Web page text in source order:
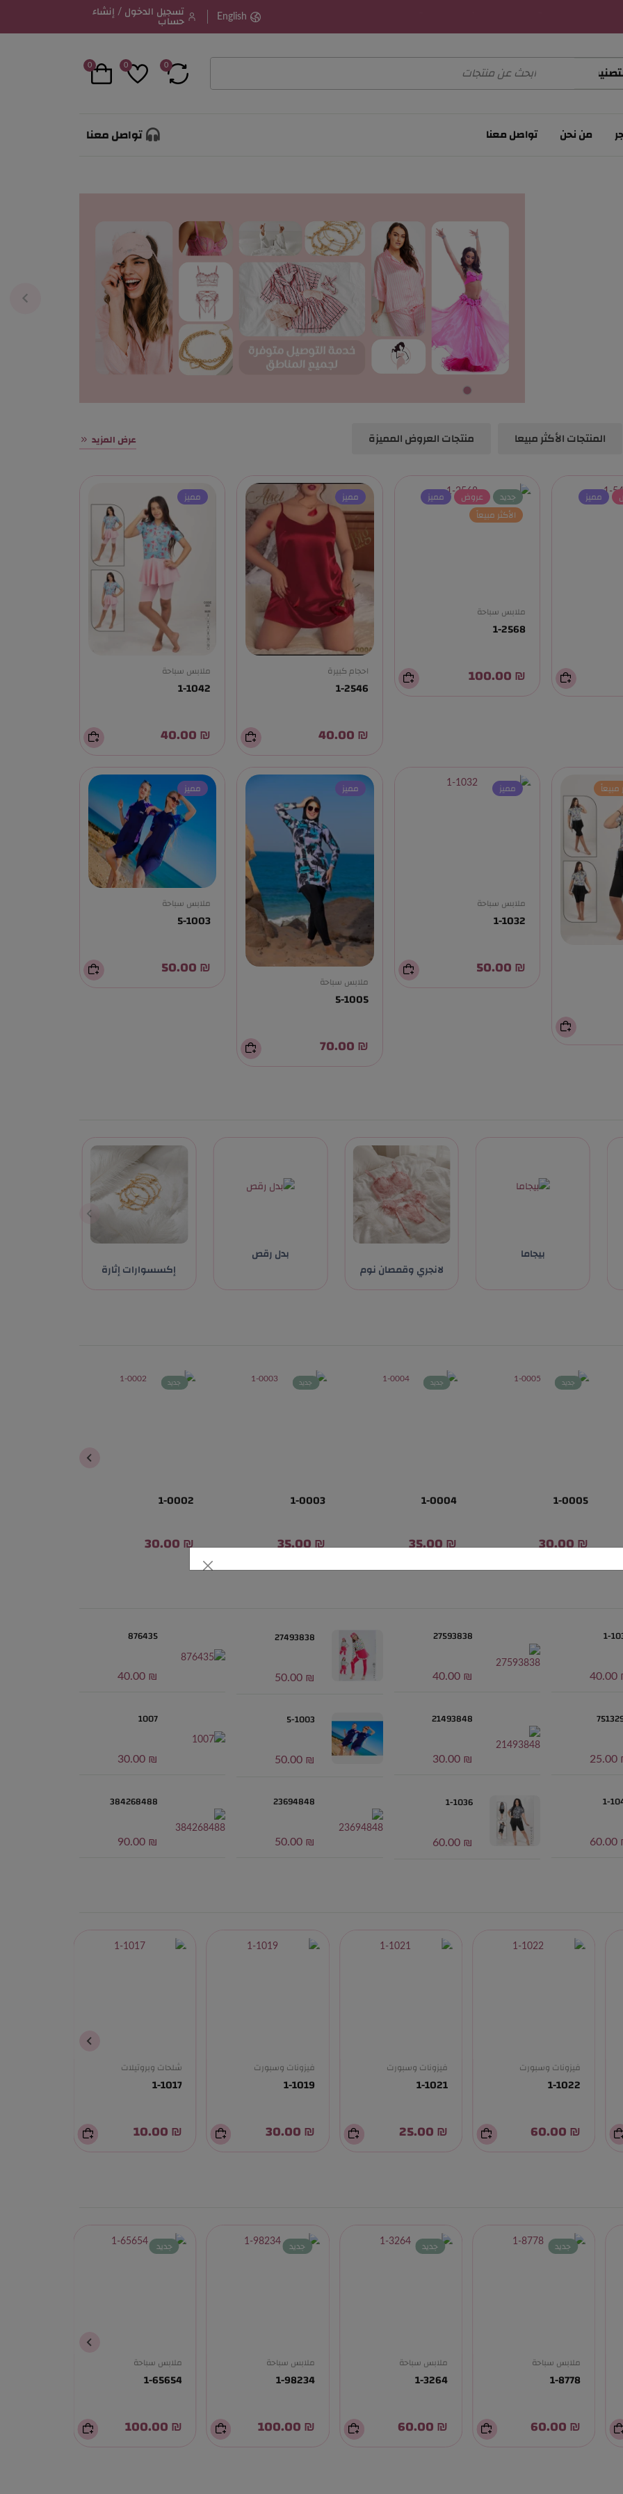
English
تسجيل الدخول / إنشاء
حساب
0
0
0
من نحن تواصل معنا تواصل معنا
المنتجات الأكثر مبيعا منتجات العروض المميزة عرض المزيد
مميز جديد عروض مميز
الأكثر مبيعاً
ملابس سباحة
1-2568
₪ 100.00
مميز
احجام كبيرة
1-2546
₪ 40.00
مميز
ملابس سباحة
1-1042
₪ 40.00
مبيعاً مميز
ملابس سباحة
1-1032
₪ 50.00
مميز
ملابس سباحة
5-1005
₪ 70.00
مميز
ملابس سباحة
5-1003
₪ 50.00
بيجاما
لانجري وقمصان نوم
بدل رقص
إكسسوارات إثارة
جديد
1-0005
₪ 30.00
جديد
1-0004
₪ 35.00
جديد
1-0003
₪ 35.00
جديد
1-0002
₪ 30.00
1-
₪
27593838
₪ 40.00
27493838
₪ 50.00
876435
₪ 40.00
₪
21493848
₪ 30.00
5-1003
₪ 50.00
1007
₪ 30.00
1-
₪
1-1036
₪ 60.00
23694848
₪ 50.00
384268488
₪ 90.00
فيزونات وسبورت
1-1022
₪ 60.00
فيزونات وسبورت
1-1021
₪ 25.00
فيزونات وسبورت
1-1019
₪ 30.00
شلحات وبروتيلات
1-1017
₪ 10.00
جديد
ملابس سباحة
1-8778
₪ 60.00
جديد
ملابس سباحة
1-3264
₪ 60.00
جديد
ملابس سباحة
1-98234
₪ 100.00
جديد
ملابس سباحة
1-65654
₪ 100.00